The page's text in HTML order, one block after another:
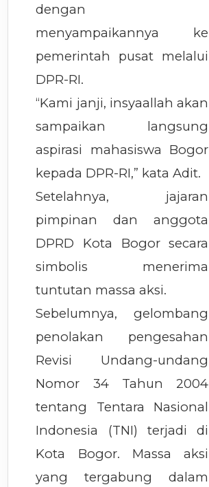
dengan
menyampaikannya ke
pemerintah pusat melalui
DPR-RI.
“Kami janji, insyaallah akan
sampaikan langsung
aspirasi mahasiswa Bogor
kepada DPR-RI,” kata Adit.
Setelahnya, jajaran
pimpinan dan anggota
DPRD Kota Bogor secara
simbolis menerima
tuntutan massa aksi.
Sebelumnya, gelombang
penolakan pengesahan
Revisi Undang-undang
Nomor 34 Tahun 2004
tentang Tentara Nasional
Indonesia (TNI) terjadi di
Kota Bogor. Massa aksi
yang tergabung dalam